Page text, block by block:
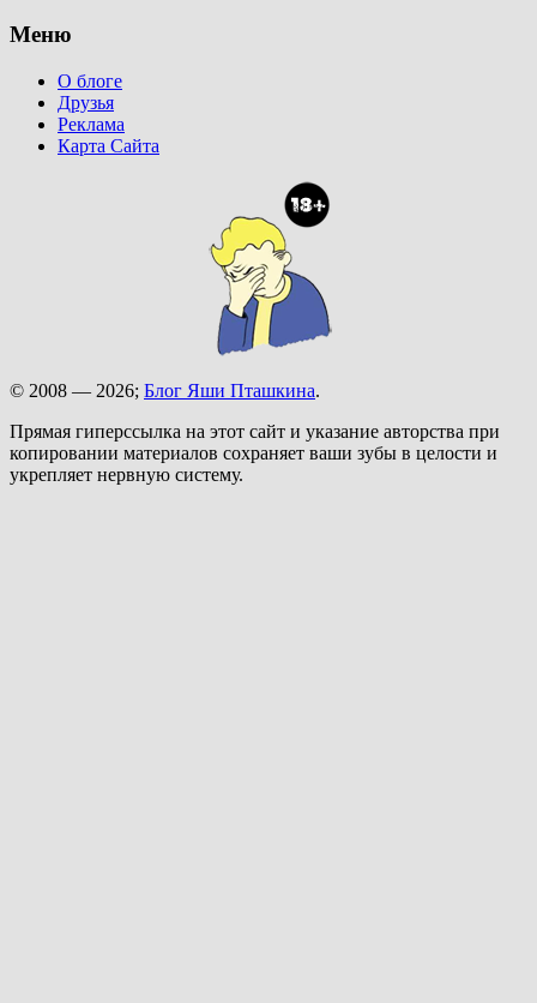
Меню
О блоге
Друзья
Реклама
Карта Сайта
© 2008 — 2026; Блог Яши Пташкина.
Прямая гиперссылка на этот сайт и указание авторства при
копировании материалов сохраняет ваши зубы в целости и
укрепляет нервную систему.